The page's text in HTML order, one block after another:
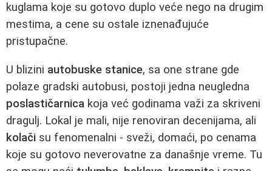
kuglama koje su gotovo duplo veće nego na drugim
mestima, a cene su ostale iznenađujuće
pristupačne.
U blizini autobuske stanice, sa one strane gde
polaze gradski autobusi, postoji jedna neugledna
poslastičarnica koja već godinama važi za skriveni
dragulj. Lokal je mali, nije renoviran decenijama, ali
kolači su fenomenalni - sveži, domaći, po cenama
koje su gotovo neverovatne za današnje vreme. Tu